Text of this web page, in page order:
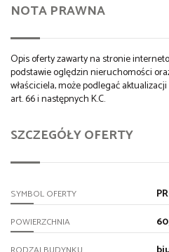
NOTA PRAWNA
Opis oferty zawarty na stronie
podstawie oględzin nieruchomości
właściciela, może podlegać
art. 66 i następnych K.C.
SZCZEGÓŁY OFERTY
SYMBOL OFERTY
POWIERZCHNIA